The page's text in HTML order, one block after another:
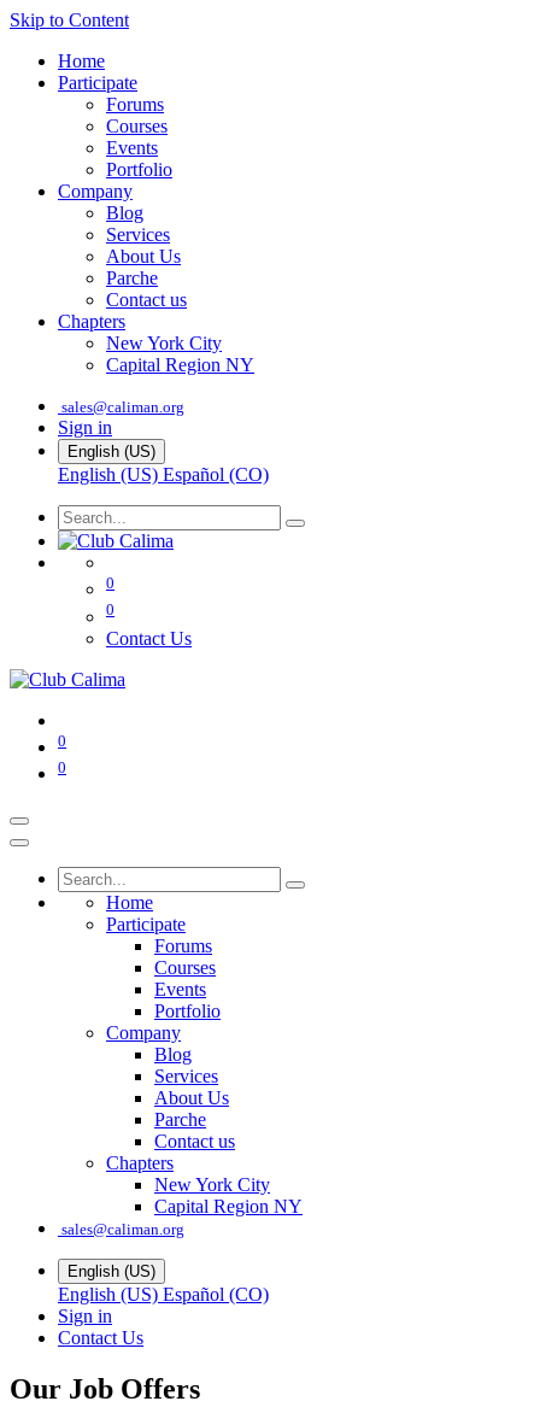
Skip to Content
Home
Participate
Forums
Courses
Events
Portfolio
Company
Blog
Services
About Us
Parche
Contact us
Chapters
New York City
Capital Region NY
sales@caliman.org
Sign in
English (US)
English (US) Español (CO)
0
0
Contact Us
0
0
Home
Participate
Forums
Courses
Events
Portfolio
Company
Blog
Services
About Us
Parche
Contact us
Chapters
New York City
Capital Region NY
sales@caliman.org
English (US)
English (US) Español (CO)
Sign in
Contact Us
Our Job Offers